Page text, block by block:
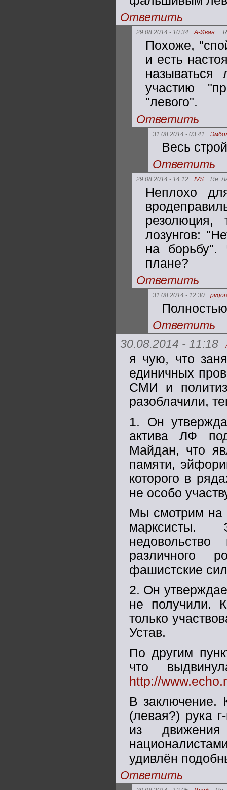
Ответить
29.08.2014 - 10:34 А-Иван.
Похоже,
и есть
участию
"левого".
Ответить
31.08.2014 - 03:41
Весь
Ответить
29.08.2014 - 14:12 IVS Re:
Неплохо
резолюция,
лозунгов:
на борьбу".
плане?
Ответить
31.08.2014 - 12:30
Ответить
30.08.2014 - 11:18
я чую, что
единичных
СМИ и
разоблачили,
1. Он
актива ЛФ
Майдан, что
памяти,
которого в
не особо
Мы смотрим на
марксисты.
различного
фашистские
2. Он
не получили.
только
Устав.
По другим
что
http://
В заключение.
(левая?) рука
из
удивлён
Ответить